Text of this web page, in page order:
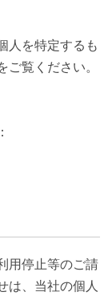
人を特定するも
覧ください。
用停止等のご請
は、当社の個人